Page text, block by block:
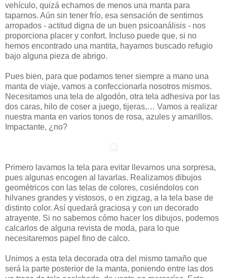
vehículo, quizá echamos de menos una manta para
taparnos. Aún sin tener frío, esa sensación de sentirnos
arropados - actitud digna de un buen psicoanálisis - nos
proporciona placer y confort. Incluso puede que, si no
hemos encontrado una mantita, hayamos buscado refugio
bajo alguna pieza de abrigo.
Pues bien, para que podamos tener siempre a mano una
manta de viaje, vamos a confeccionarla nosotros mismos.
Necesitamos una tela de algodón, otra tela adhesiva por las
dos caras, hilo de coser a juego, tijeras,… Vamos a realizar
nuestra manta en varios tonos de rosa, azules y amarillos.
Impactante, ¿no?
Primero lavamos la tela para evitar llevarnos una sorpresa,
pues algunas encogen al lavarlas. Realizamos dibujos
geométricos con las telas de colores, cosiéndolos con
hilvanes grandes y vistosos, o en zigzag, a la tela base de
distinto color. Así quedará graciosa y con un decorado
atrayente. Si no sabemos cómo hacer los dibujos, podemos
calcarlos de alguna revista de moda, para lo que
necesitaremos papel fino de calco.
Unimos a esta tela decorada otra del mismo tamaño que
será la parte posterior de la manta, poniendo entre las dos